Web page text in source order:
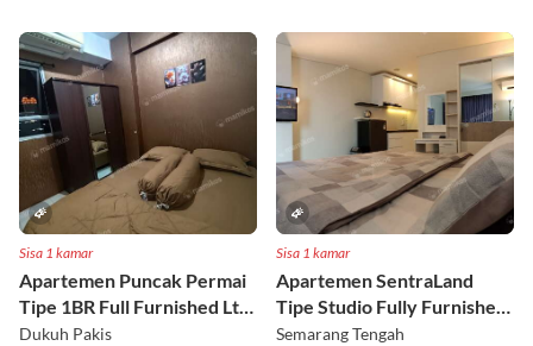
Sisa 1 kamar
Apartemen Puncak Permai
Tipe 1BR Full Furnished Lt
18
Dukuh Pakis
Sisa 1 kamar
Apartemen SentraLand
Tipe Studio Fully Furnished
Lt 8
Semarang Tengah